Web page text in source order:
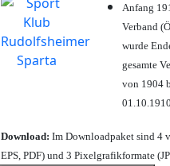
Anfang
Verband
wurde
gesamte
von 1904
Download: Im Downloadpaket sind 4
EPS, PDF) und 3 Pixelgrafikformate